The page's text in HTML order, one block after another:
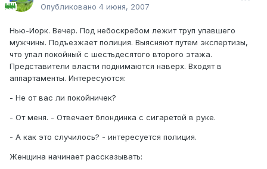
Опубликовано 4 июня, 2007
Нью-Иорк. Вечер. Под небоскребом лежит труп упавшего
мужчины. Подъезжает полиция. Выясняют путем экспертизы,
что упал покойный с шестьдесятого второго этажа.
Представители власти поднимаются наверх. Входят в
аппартаменты. Интересуются:
- Не от вас ли покойничек?
- От меня. - Отвечает блондинка с сигаретой в руке.
- А как это случилось? - интересуется полиция.
Женщина начинает рассказывать: